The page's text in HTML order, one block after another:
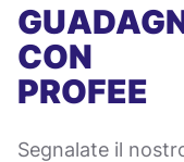
CON
PROFEE
Segnalate il